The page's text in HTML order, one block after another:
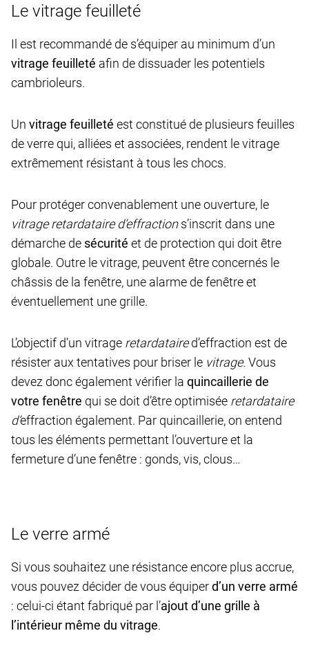
Le vitrage feuilleté
Il est recommandé de s’équiper au minimum d’un
vitrage feuilleté afin de dissuader les potentiels
cambrioleurs.
Un vitrage feuilleté est constitué de plusieurs feuilles
de verre qui, alliées et associées, rendent le vitrage
extrêmement résistant à tous les chocs.
Pour protéger convenablement une ouverture, le
vitrage retardataire d’effractions’inscrit dans une
démarche de sécurité et de protection qui doit être
globale. Outre le vitrage, peuvent être concernés le
châssis de la fenêtre, une alarme de fenêtre et
éventuellement une grille.
L’objectif d’un vitrage retardataired’effraction est de
résister aux tentatives pour briser le vitrage. Vous
devez donc également vérifier la quincaillerie de
votre fenêtre qui se doit d’être optimisée retardataire
d’effraction également. Par quincaillerie, on entend
tous les éléments permettant l’ouverture et la
fermeture d’une fenêtre : gonds, vis, clous…
Le verre armé
Si vous souhaitez une résistance encore plus accrue,
vous pouvez décider de vous équiperd’un verre armé
: celui-ci étant fabriqué par l’ajout d’une grille à
l’intérieur même du vitrage.